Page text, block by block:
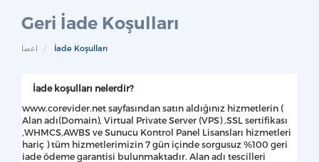
Geri İade Koşulları
اعضا İade Koşulları
İade koşulları nelerdir?
www.corevider.net sayfasından satın aldığınız hizmetlerin (
Alan adı(Domain), Virtual Private Server (VPS) ,SSL sertifikası
,WHMCS,AWBS ve Sunucu Kontrol Panel Lisansları hizmetleri
hariç ) tüm hizmetlerimizin 7 gün içinde sorgusuz %100 geri
iade ödeme garantisi bulunmaktadır. Alan adı tescilleri